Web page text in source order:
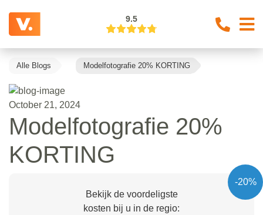
9.5
Alle Blogs Modelfotografie 20% KORTING
October 21, 2024
Modelfotografie 20%
KORTING
-20%
Bekijk de voordeligste
kosten bij u in de regio: